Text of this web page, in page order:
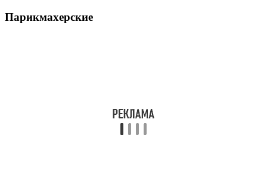
Парикмахерские